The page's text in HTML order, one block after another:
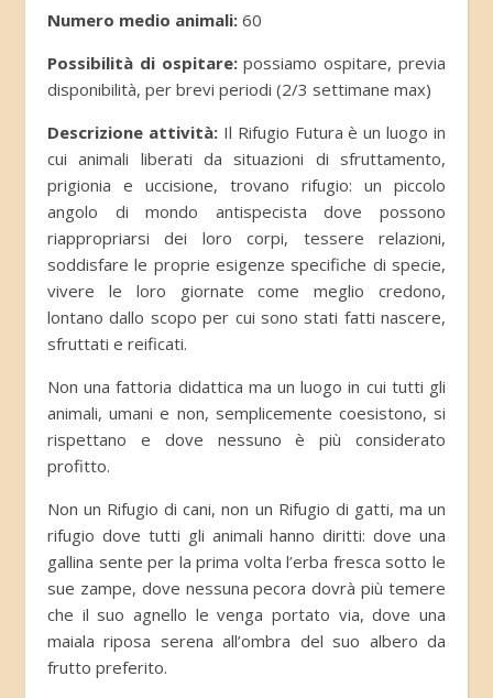
Numero medio animali: 60
Possibilità di ospitare:possiamo ospitare, previa
disponibilità, per brevi periodi (2/3 settimane max)
Descrizione attività:Il Rifugio Futura è un luogo in
cui animali liberati da situazioni di sfruttamento,
prigionia e uccisione, trovano rifugio: un piccolo
angolo di mondo antispecista dove possono
riappropriarsi dei loro corpi, tessere relazioni,
soddisfare le proprie esigenze specifiche di specie,
vivere le loro giornate come meglio credono,
lontano dallo scopo per cui sono stati fatti nascere,
sfruttati e reificati.
Non una fattoria didattica ma un luogo in cui tutti gli
animali, umani e non, semplicemente coesistono, si
rispettano e dove nessuno è più considerato
profitto.
Non un Rifugio di cani, non un Rifugio di gatti, ma un
rifugio dove tutti gli animali hanno diritti: dove una
gallina sente per la prima volta l’erba fresca sotto le
sue zampe, dove nessuna pecora dovrà più temere
che il suo agnello le venga portato via, dove una
maiala riposa serena all’ombra del suo albero da
frutto preferito.